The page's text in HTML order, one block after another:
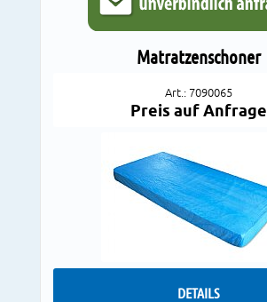
Matratzenschoner
Art.: 7090065
Preis auf Anfrage
DETAILS